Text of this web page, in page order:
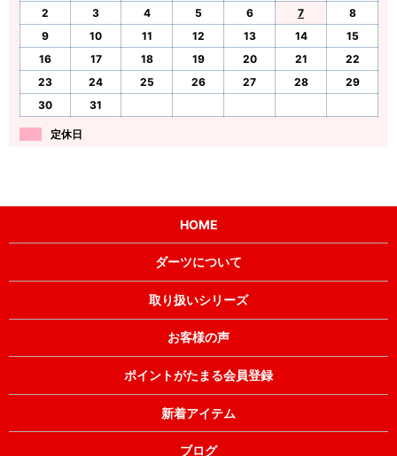
2
3 4 5 6 7
8
9
10 11 12 13 14
15
16
17 18 19 20 21
22
23
24 25 26 27 28
29
30
31
定休日
HOME
ダーツについて
取り扱いシリーズ
お客様の声
ポイントがたまる会員登録
新着アイテム
ブログ